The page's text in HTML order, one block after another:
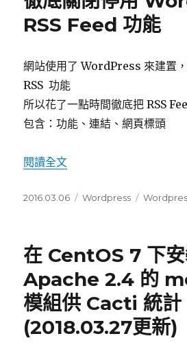
RSS Feed 功能
網站使用了 WordPress 來建置
RSS 功能
所以花了一點時間徹底把 RSS
包含：功能、連結、網頁標頭
閱讀全文
發
2016.03.06
分
Wordpress
標
在 CentOS 7 下
Apache 2.4 的
模組供 Cacti 統計
(2018.03.27更新)